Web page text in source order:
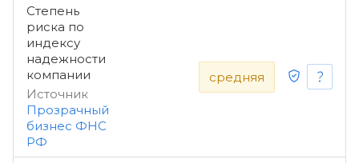
Степень
риска по
индексу
надежности
компании
Источник
Прозрачный
бизнес ФНС
РФ
средняя